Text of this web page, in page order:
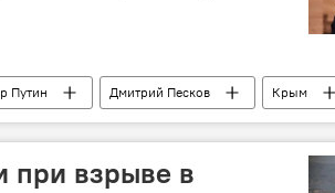
Путин Дмитрий Песков
Крым
при взрыве в